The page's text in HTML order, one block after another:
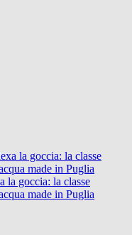
la goccia: la classe
made in Puglia